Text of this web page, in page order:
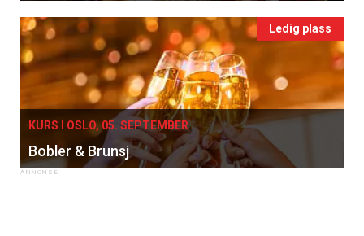
Ledig plass
KURS I OSLO, 05. SEPTEMBER
Bobler & Brunsj